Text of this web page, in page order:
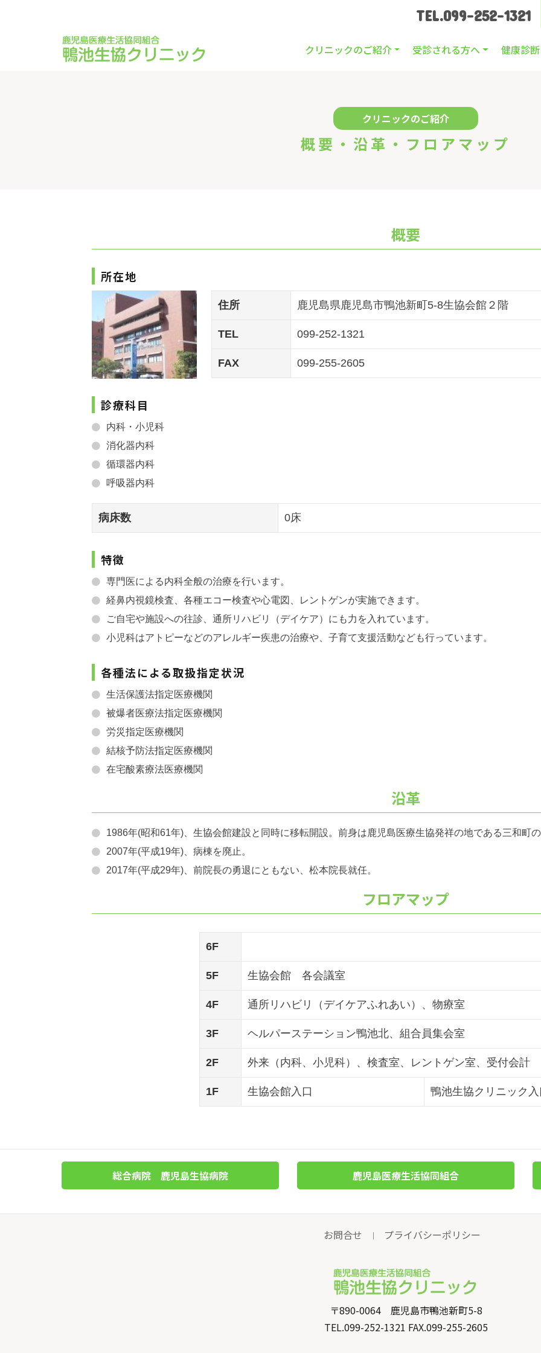
TEL.099-252-1321
クリニックのご紹介 受診される方へ 健康診
クリニックのご紹介
概要・沿革・フロアマップ
概要
所在地
住所 鹿児島県鹿児島市鴨池新町5-8生協会館２階
TEL 099-252-1321
FAX 099-255-2605
診療科目
内科・小児科
消化器内科
循環器内科
呼吸器内科
病床数 0床
特徴
専門医による内科全般の治療を行います。
経鼻内視鏡検査、各種エコー検査や心電図、レントゲンが実施できます。
ご自宅や施設への往診、通所リハビリ（デイケア）にも力を入れています。
小児科はアトピーなどのアレルギー疾患の治療や、子育て支援活動なども行っています。
各種法による取扱指定状況
生活保護法指定医療機関
被爆者医療法指定医療機関
労災指定医療機関
結核予防法指定医療機関
在宅酸素療法医療機関
沿革
1986年(昭和61年)、生協会館建設と同時に移転開設。前身は鹿児島医療生協発祥の地である三和町の
2007年(平成19年)、病棟を廃止。
2017年(平成29年)、前院長の勇退にともない、松本院長就任。
フロアマップ
6F
5F 生協会館 各会議室
4F 通所リハビリ（デイケアふれあい）、物療室
3F ヘルパーステーション鴨池北、組合員集会室
2F 外来（内科、小児科）、検査室、レントゲン室、受付会計
1F 生協会館入口 鴨池生協クリニック入
総合病院 鹿児島生協病院 鹿児島医療生活協同組合
お問合せ ｜ プライバシーポリシー
〒890-0064 鹿児島市鴨池新町5-8
TEL.099-252-1321 FAX.099-255-2605